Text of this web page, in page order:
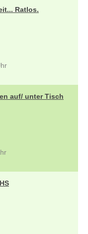
Ratlos.
auf/ unter Tisch